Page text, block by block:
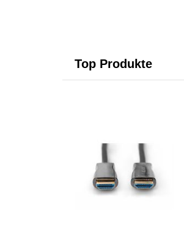
Top Produkte